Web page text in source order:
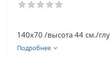
140х70 /высота 44 см./
Подробнее